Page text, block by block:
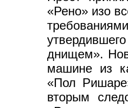
«Рено» изо
днищем».
машине из
«Пол
вторым